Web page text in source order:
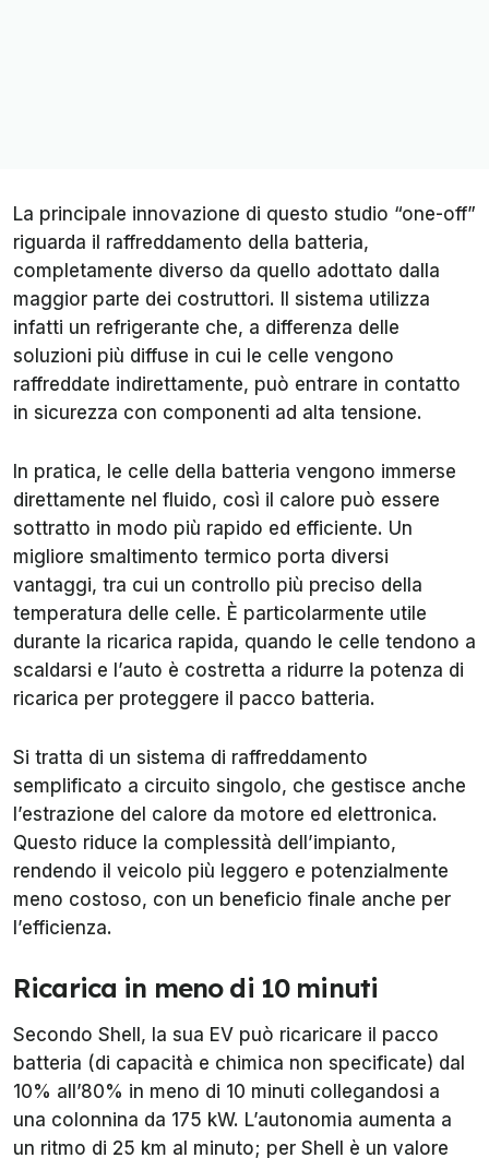
La principale innovazione di questo studio “one-off”
riguarda il raffreddamento della batteria,
completamente diverso da quello adottato dalla
maggior parte dei costruttori. Il sistema utilizza
infatti un refrigerante che, a differenza delle
soluzioni più diffuse in cui le celle vengono
raffreddate indirettamente, può entrare in contatto
in sicurezza con componenti ad alta tensione.
In pratica, le celle della batteria vengono immerse
direttamente nel fluido, così il calore può essere
sottratto in modo più rapido ed efficiente. Un
migliore smaltimento termico porta diversi
vantaggi, tra cui un controllo più preciso della
temperatura delle celle. È particolarmente utile
durante la ricarica rapida, quando le celle tendono a
scaldarsi e l’auto è costretta a ridurre la potenza di
ricarica per proteggere il pacco batteria.
Si tratta di un sistema di raffreddamento
semplificato a circuito singolo, che gestisce anche
l’estrazione del calore da motore ed elettronica.
Questo riduce la complessità dell’impianto,
rendendo il veicolo più leggero e potenzialmente
meno costoso, con un beneficio finale anche per
l’efficienza.
Ricarica in meno di 10 minuti
Secondo Shell, la sua EV può ricaricare il pacco
batteria (di capacità e chimica non specificate) dal
10% all’80% in meno di 10 minuti collegandosi a
una colonnina da 175 kW. L’autonomia aumenta a
un ritmo di 25 km al minuto; per Shell è un valore